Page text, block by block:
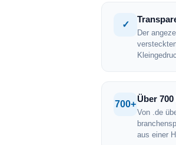
✓
Der
700+
Über
Von .de
aus einer